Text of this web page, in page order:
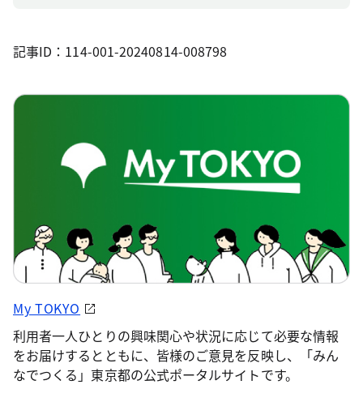
記事ID：114-001-20240814-008798
My TOKYO
利用者一人ひとりの興味関心や状況に応じて必要な情報
をお届けするとともに、皆様のご意見を反映し、「みん
なでつくる」東京都の公式ポータルサイトです。